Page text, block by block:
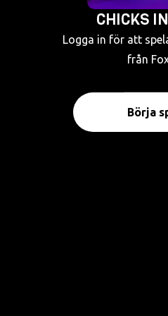
CHICKS
Logga in för att
från
Börja